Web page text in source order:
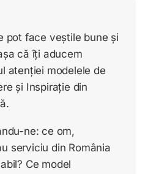
pot face veștile bune și
că îți aducem
atenției modelele de
și Inspirație din
ne: ce om,
serviciu din România
Ce model